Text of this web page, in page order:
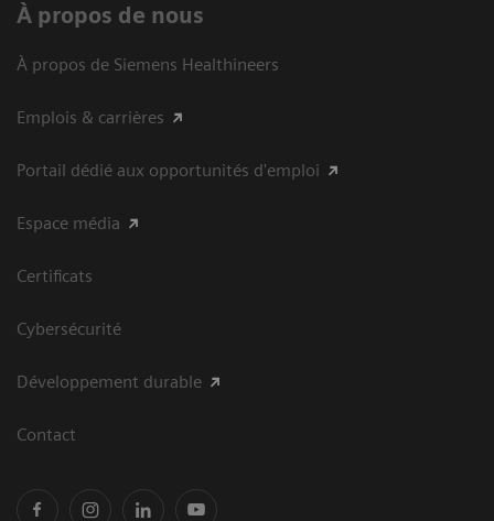
À propos de nous
À propos de Siemens Healthineers
Emplois & carrières
Portail dédié aux opportunités d'emploi
Espace média
Certificats
Cybersécurité
Développement durable
Contact